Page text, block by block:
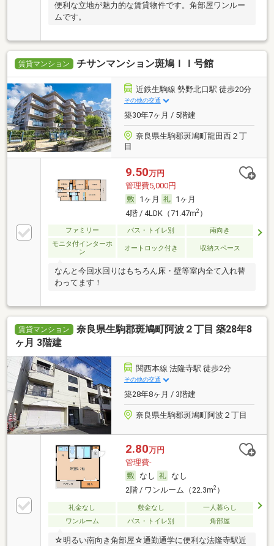
便利な立地が魅力的な賃貸物件です。角部屋ワンルー
ムです。
賃貸マンション チサンマンション斑鳩ＩＩ号館
近鉄生駒線 勢野北口駅 徒歩20分
その他の交通
築30年7ヶ月 / 5階建
奈良県生駒郡斑鳩町龍田西２丁
目
9.50万円
管理費5,000円
1ヶ月
1ヶ月
4階 / 4LDK（71.47m2）
ファミリー バス・トイレ別
南向き
モニタ付インターホ
ン
オートロック付き 収納スペース
なんと今回水回りはもちろん床・壁等室内全て入れ替
わってます！
賃貸マンション
奈良県生駒郡斑鳩町阿波２丁目 築28年8
ヶ月 3階建
関西本線 法隆寺駅 徒歩2分
その他の交通
築28年8ヶ月 / 3階建
奈良県生駒郡斑鳩町阿波２丁目
2.80万円
管理費-
なし
なし
2階 / ワンルーム（22.3m2）
礼金なし 敷金なし
一人暮らし
ワンルーム
バス・トイレ別 角部屋
☆明るい南向き角部屋☆通勤通学に便利な法隆寺駅近